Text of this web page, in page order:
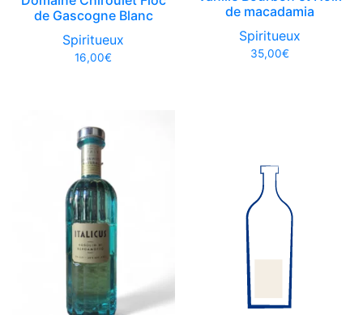
de Gascogne Blanc
Spiritueux
16,00€
de macadamia
Spiritueux
35,00€